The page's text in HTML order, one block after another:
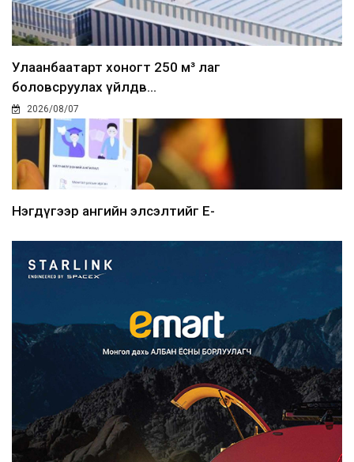
Улаанбаатарт хоногт 250 м³ лаг
боловсруулах үйлдв...
2026/08/07
Нэгдүгээр ангийн элсэлтийг E-
Францад иргэд рүү зөвшөөрөлгүй
сурталчилгааны дууд...
2026/08/07